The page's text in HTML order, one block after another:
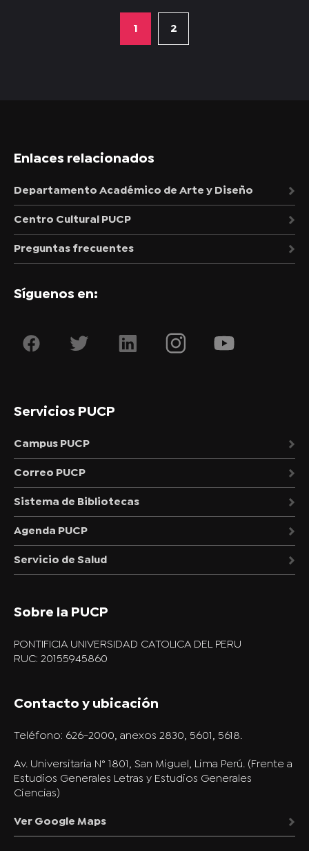
1 2
Enlaces relacionados
Departamento Académico de Arte y Diseño
Centro Cultural PUCP
Preguntas frecuentes
Síguenos en:
Servicios PUCP
Campus PUCP
Correo PUCP
Sistema de Bibliotecas
Agenda PUCP
Servicio de Salud
Sobre la PUCP
PONTIFICIA UNIVERSIDAD CATOLICA DEL PERU
RUC: 20155945860
Contacto y ubicación
Teléfono: 626-2000, anexos 2830, 5601, 5618.
Av. Universitaria N° 1801, San Miguel, Lima Perú. (Frente a
Estudios Generales Letras y Estudios Generales
Ciencias)
Ver Google Maps